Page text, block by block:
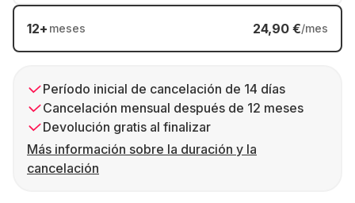
12+ meses 24,90 €/mes
Período inicial de cancelación de 14 días
Cancelación mensual después de 12 meses
Devolución gratis al finalizar
Más información sobre la duración y la
cancelación